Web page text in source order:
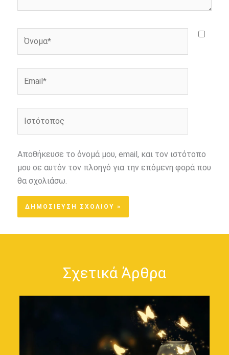
Αποθήκευσε το όνομά μου, email, και τον ιστότοπο
μου σε αυτόν τον πλοηγό για την επόμενη φορά που
θα σχολιάσω.
Σχετικά Άρθρα